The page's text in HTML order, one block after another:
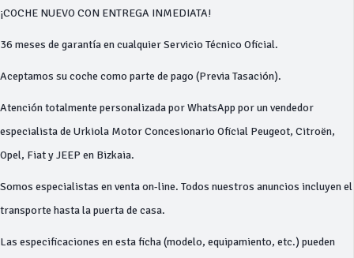
¡COCHE NUEVO CON ENTREGA INMEDIATA!
36 meses de garantía en cualquier Servicio Técnico Oficial.
Aceptamos su coche como parte de pago (Previa Tasación).
Atención totalmente personalizada por WhatsApp por un vendedor
especialista de Urkiola Motor Concesionario Oficial Peugeot, Citroën,
Opel, Fiat y JEEP en Bizkaia.
Somos especialistas en venta on-line. Todos nuestros anuncios incluyen el
transporte hasta la puerta de casa.
Las especificaciones en esta ficha (modelo, equipamiento, etc.) pueden